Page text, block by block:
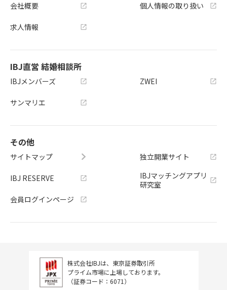
会社概要
求人情報
個人情報の取り扱い
IBJ直営 結婚相談所
IBJメンバーズ
サンマリエ
ZWEI
その他
サイトマップ
IBJ RESERVE
会員ログインページ
独立開業サイト
IBJマッチングアプリ
研究室
株式会社IBJは、東京証券取引所
プライム市場に上場しております。
（証券コード：6071）